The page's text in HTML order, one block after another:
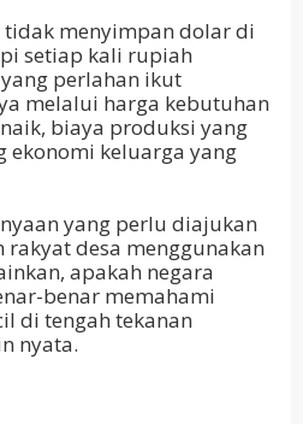
tidak menyimpan dolar di
setiap kali rupiah
perlahan ikut
melalui harga kebutuhan
biaya produksi yang
ekonomi keluarga yang
yang perlu diajukan
desa menggunakan
apakah negara
benar memahami
di tengah tekanan
nyata.